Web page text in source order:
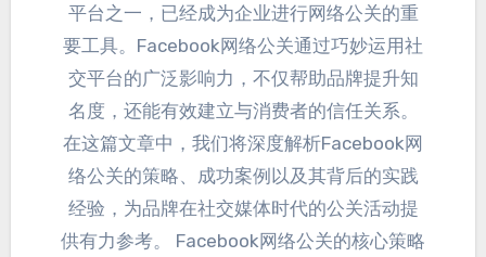
平台之一 ， 已经成为企业进行网络公关的重
要工具。 Facebook网络公关通过巧妙运用社
交平台的广泛影响力 ， 不仅帮助品牌提升知
名度 ， 还能有效建立与消费者的信任关系。
在这篇文章中 ， 我们将深度解析Facebook网
络公关的策略、 成功案例以及其背后的实践
经验 ， 为品牌在社交媒体时代的公关活动提
供有力参考。 Facebook网络公关的核心策略